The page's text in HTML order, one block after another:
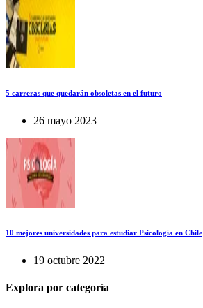
5 carreras que quedarán obsoletas en el futuro
26 mayo 2023
10 mejores universidades para estudiar Psicología en Chile
19 octubre 2022
Explora por categoría